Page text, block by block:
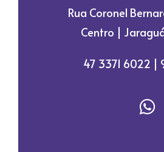
Rua Coronel
Centro |
47 3371 6022 |